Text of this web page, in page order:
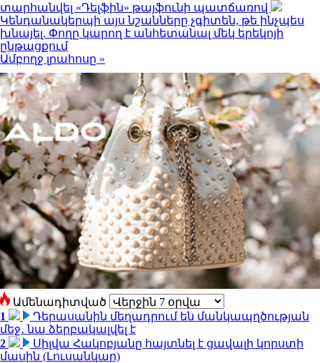
տարհանվել «Դելֆին» թայֆունի պատճառով
Կենդանակերպի այս նշանները չգիտեն, թե ինչպես
խնայել. Փողը կարող է անհետանալ մեկ երեկոյի
ընթացքում
Ամբողջ լրահոսը »
Ամենադիտված
1
Դերասանին մեղադրում են մանկապղծության
մեջ․ նա ձերբակալվել է
2
Սիլվա Հակոբյանը հայտնել է ցավալի կորստի
մասին (Լուսանկար)